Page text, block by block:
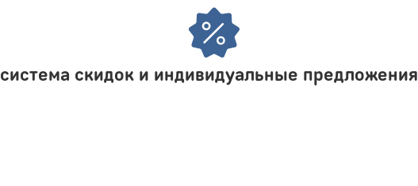
система скидок и индивидуальные предложения